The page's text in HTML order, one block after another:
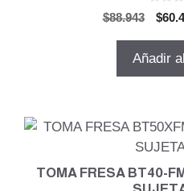
$88.943
El
$
Añadir
TOMA FRESA BT40-